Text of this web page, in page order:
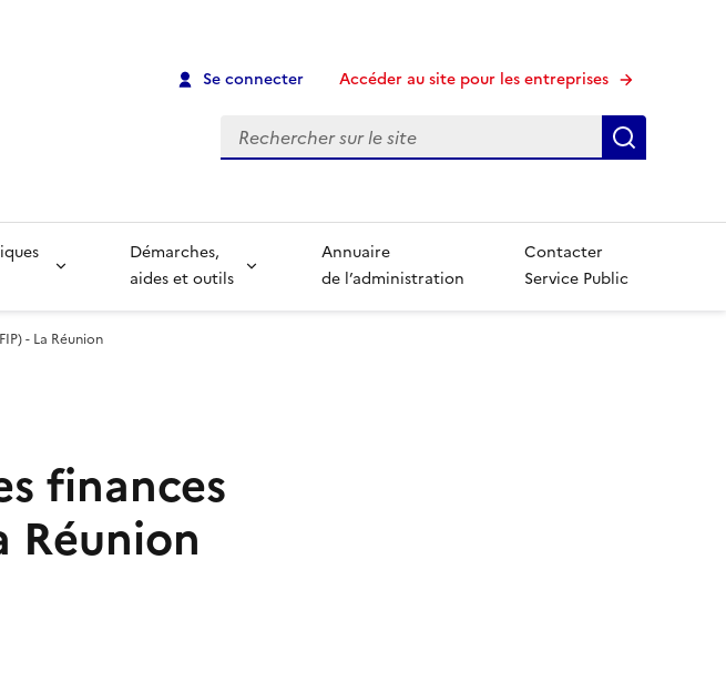
Se connecter Accéder au site pour les entreprises
Recherche
Démarches,
aides et outils
Annuaire
de l’administration
Contacter
Service Public
- La Réunion
finances
Réunion